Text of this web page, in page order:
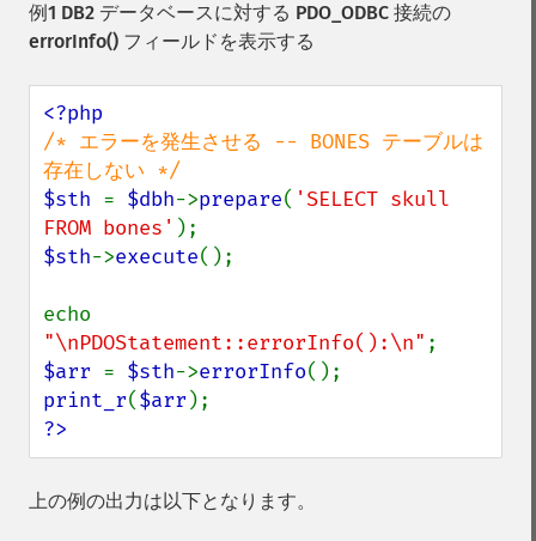
例1 DB2 データベースに対する PDO_ODBC 接続の
errorInfo() フィールドを表示する
/* エラーを発生させる -- BONES テーブルは
$sth = $dbh->prepare( 'SELECT skull
FROM bones'
$sth->execute();
"\nPDOStatement::errorInfo():\n"
$arr = $sth->errorInfo
print_r($arr
?>
上の例の出力は以下となります。